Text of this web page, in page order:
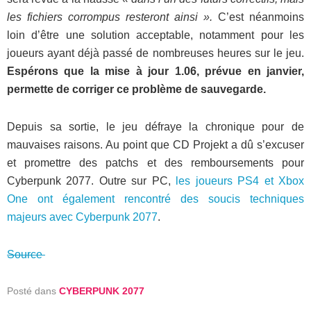
les fichiers corrompus resteront ainsi ». C’est néanmoins
loin d’être une solution acceptable, notamment pour les
joueurs ayant déjà passé de nombreuses heures sur le jeu.
Espérons que la mise à jour 1.06, prévue en janvier,
permette de corriger ce problème de sauvegarde.
Depuis sa sortie, le jeu défraye la chronique pour de
mauvaises raisons. Au point que CD Projekt a dû s’excuser
et promettre des patchs et des remboursements pour
Cyberpunk 2077. Outre sur PC,
les joueurs PS4 et Xbox
One ont également rencontré des soucis techniques
majeurs avec Cyberpunk 2077.
Source
Posté dans CYBERPUNK 2077